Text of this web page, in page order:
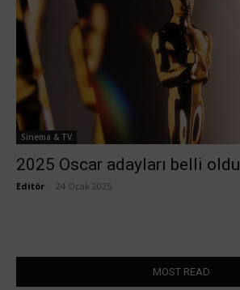
Sinema & TV
2025 Oscar adayları belli oldu
Editör 24 Ocak 2025
MOST READ